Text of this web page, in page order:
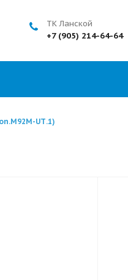
ТК Ланской
+7 (905) 214-64-64
UТ.1)